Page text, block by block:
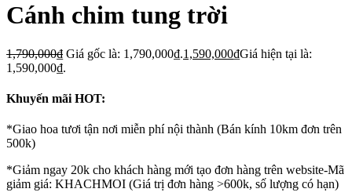
Cánh chim tung trời
1,790,000₫ Giá gốc là: 1,790,000₫.1,590,000₫Giá hiện tại là:
1,590,000₫.
Khuyến mãi HOT:
*Giao hoa tươi tận nơi miễn phí nội thành (Bán kính 10km đơn trên
500k)
*Giảm ngay 20k cho khách hàng mới tạo đơn hàng trên website-Mã
giảm giá: KHACHMOI (Giá trị đơn hàng >600k, số lượng có hạn)